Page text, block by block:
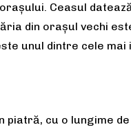
Ceasul
din orașul vechi
unul dintre cele mai
piatră, cu o lungime